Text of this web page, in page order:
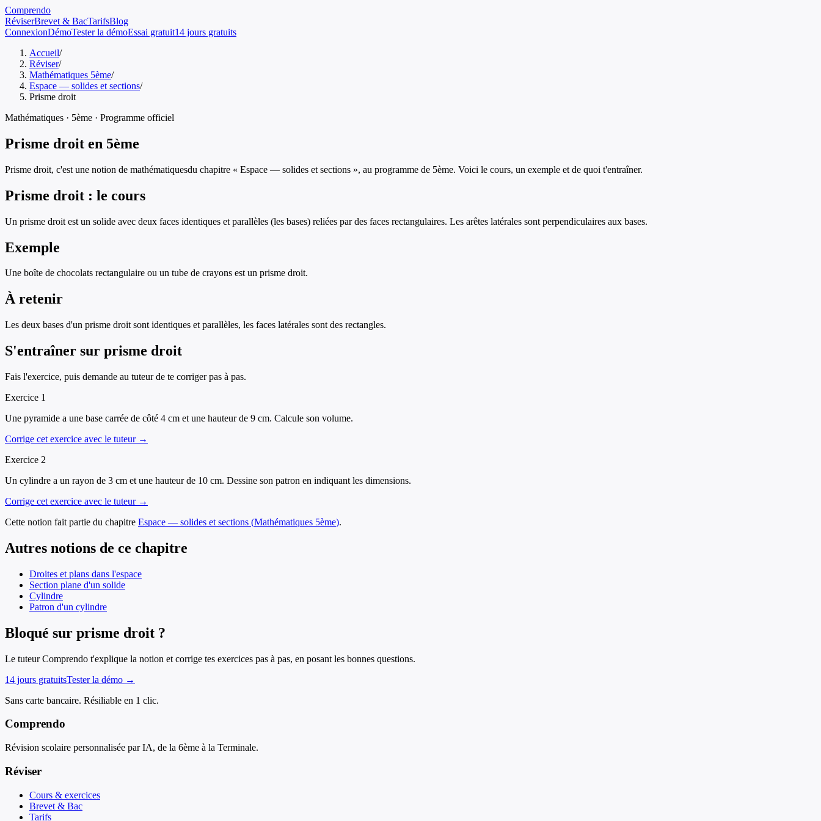
Comprendo
RéviserBrevet & BacTarifsBlog
ConnexionDémoTester la démoEssai gratuit14 jours gratuits
Accueil/
Réviser/
Mathématiques 5ème/
Espace — solides et sections/
Prisme droit
Mathématiques · 5ème · Programme officiel
Prisme droit en 5ème
Prisme droit, c'est une notion de mathématiquesdu chapitre « Espace — solides et sections », au programme de 5ème. Voici le cours, un exemple et de quoi t'entraîner.
Prisme droit : le cours
Un prisme droit est un solide avec deux faces identiques et parallèles (les bases) reliées par des faces rectangulaires. Les arêtes latérales sont perpendiculaires aux bases.
Exemple
Une boîte de chocolats rectangulaire ou un tube de crayons est un prisme droit.
À retenir
Les deux bases d'un prisme droit sont identiques et parallèles, les faces latérales sont des rectangles.
S'entraîner sur prisme droit
Fais l'exercice, puis demande au tuteur de te corriger pas à pas.
Exercice 1
Une pyramide a une base carrée de côté 4 cm et une hauteur de 9 cm. Calcule son volume.
Corrige cet exercice avec le tuteur →
Exercice 2
Un cylindre a un rayon de 3 cm et une hauteur de 10 cm. Dessine son patron en indiquant les dimensions.
Corrige cet exercice avec le tuteur →
Cette notion fait partie du chapitre Espace — solides et sections (Mathématiques 5ème).
Autres notions de ce chapitre
Droites et plans dans l'espace
Section plane d'un solide
Cylindre
Patron d'un cylindre
Bloqué sur prisme droit ?
Le tuteur Comprendo t'explique la notion et corrige tes exercices pas à pas, en posant les bonnes questions.
14 jours gratuitsTester la démo →
Sans carte bancaire. Résiliable en 1 clic.
Comprendo
Révision scolaire personnalisée par IA, de la 6ème à la Terminale.
Réviser
Cours & exercices
Brevet & Bac
Tarifs